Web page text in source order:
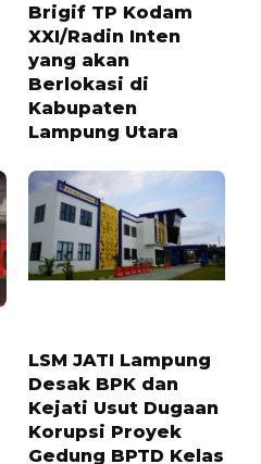
Brigif TP Kodam
XXI/Radin Inten
yang akan
Berlokasi di
Kabupaten
Lampung Utara
LSM JATI Lampung
Desak BPK dan
Kejati Usut Dugaan
Korupsi Proyek
Gedung BPTD Kelas